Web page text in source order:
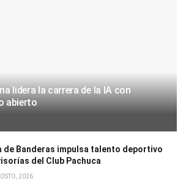
lidera la carrera de la IA con
abierto
de Banderas impulsa talento deportivo
del Club Pachuca
2026